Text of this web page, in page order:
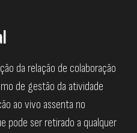
da relação de colaboração
de gestão da atividade
ao vivo assenta no
pode ser retirado a qualquer